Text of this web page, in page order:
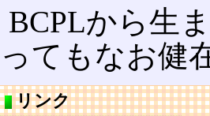
BCPLから生
ってもなお健
リンク